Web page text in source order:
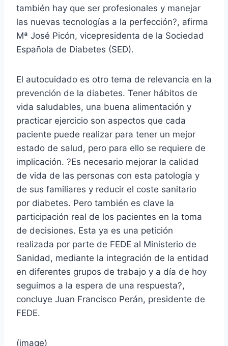
también hay que ser profesionales y manejar
las nuevas tecnologías a la perfección?, afirma
Mª José Picón, vicepresidenta de la Sociedad
Española de Diabetes (SED).
El autocuidado es otro tema de relevancia en la
prevención de la diabetes. Tener hábitos de
vida saludables, una buena alimentación y
practicar ejercicio son aspectos que cada
paciente puede realizar para tener un mejor
estado de salud, pero para ello se requiere de
implicación. ?Es necesario mejorar la calidad
de vida de las personas con esta patología y
de sus familiares y reducir el coste sanitario
por diabetes. Pero también es clave la
participación real de los pacientes en la toma
de decisiones. Esta ya es una petición
realizada por parte de FEDE al Ministerio de
Sanidad, mediante la integración de la entidad
en diferentes grupos de trabajo y a día de hoy
seguimos a la espera de una respuesta?,
concluye Juan Francisco Perán, presidente de
FEDE.
(image)